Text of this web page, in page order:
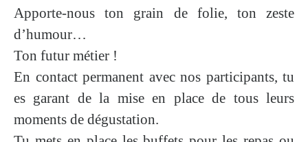
Apporte-nous ton grain de folie, ton zeste
d’humour…
Ton futur métier !
En contact permanent avec nos participants, tu
es garant de la mise en place de tous leurs
moments de dégustation.